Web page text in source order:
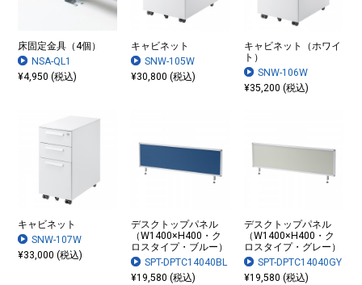
床固定金具（4個）
NSA-QL1
¥4,950 (税込)
キャビネット
SNW-105W
¥30,800 (税込)
キャビネット（ホワイ
ト）
SNW-106W
¥35,200 (税込)
キャビネット
SNW-107W
¥33,000 (税込)
デスクトップパネル
（W1400×H400・ク
ロスタイプ・ブルー）
SPT-DPTC14040BL
¥19,580 (税込)
デスクトップパネル
（W1400×H400・ク
ロスタイプ・グレー）
SPT-DPTC14040GY
¥19,580 (税込)